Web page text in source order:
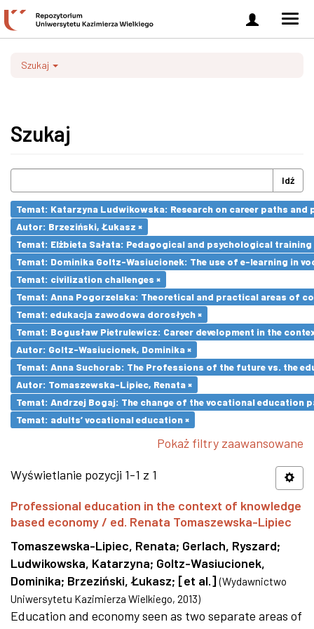
Zaloguj
się
Szukaj
Szukaj
Idź
Temat: Katarzyna Ludwikowska: Research on career paths
Autor: Brzeziński, Łukasz ×
Temat: Elżbieta Sałata: Pedagogical and psychological
Temat: Dominika Goltz-Wasiucionek: The use of e-learning in
Temat: civilization challenges ×
Temat: Anna Pogorzelska: Theoretical and practical areas of
Temat: edukacja zawodowa dorosłych ×
Temat: Bogusław Pietrulewicz: Career development in the
Autor: Goltz-Wasiucionek, Dominika ×
Temat: Anna Suchorab: The Professions of the future vs. the
Autor: Tomaszewska-Lipiec, Renata ×
Temat: Andrzej Bogaj: The change of the vocational education
Temat: adults’ vocational education ×
Pokaż filtry zaawansowane
Wyświetlanie pozycji 1-1 z 1
Professional education in the context of knowledge
based economy / ed. Renata Tomaszewska-Lipiec
Tomaszewska-Lipiec, Renata; Gerlach, Ryszard;
Ludwikowska, Katarzyna; Goltz-Wasiucionek,
Dominika; Brzeziński, Łukasz; [et al.] (Wydawnictwo
Uniwersytetu Kazimierza Wielkiego, 2013)
Education and economy seen as two separate areas of